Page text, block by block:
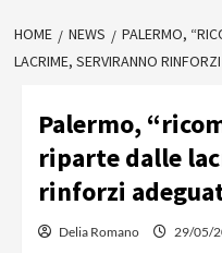
HOME NEWS
PALERMO,
LACRIME, SERVIRANNO
Palermo,
riparte dalle
rinforzi
Delia Romano 29/05/